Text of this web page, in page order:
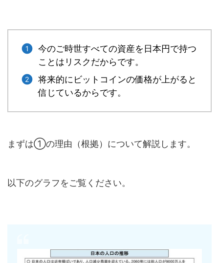
今のご時世すべての資産を日本円で持つ
ことはリスクだからです。
将来的にビットコインの価格が上がると
信じているからです。
まずは①の理由（根拠）について解説します。
以下のグラフをご覧ください。